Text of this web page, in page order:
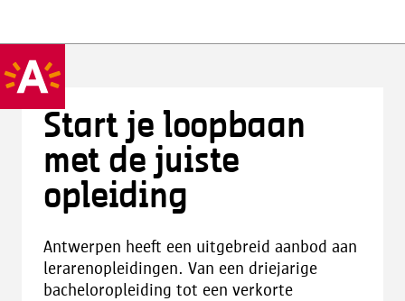
Start je loopbaan
met de juiste
opleiding
Antwerpen heeft een uitgebreid aanbod aan
lerarenopleidingen. Van een driejarige
bacheloropleiding tot een verkorte